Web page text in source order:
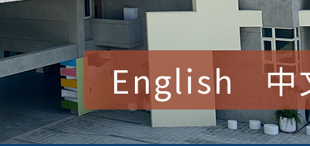
English 中
賀！本校參加桃園市中